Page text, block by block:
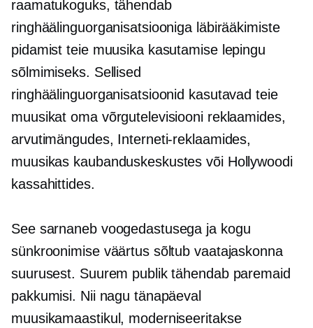
raamatukoguks, tähendab
ringhäälinguorganisatsiooniga läbirääkimiste
pidamist teie muusika kasutamise lepingu
sõlmimiseks. Sellised
ringhäälinguorganisatsioonid kasutavad teie
muusikat oma võrgutelevisiooni reklaamides,
arvutimängudes, Interneti-reklaamides,
muusikas kaubanduskeskustes või Hollywoodi
kassahittides.
See sarnaneb voogedastusega ja kogu
sünkroonimise väärtus sõltub vaatajaskonna
suurusest. Suurem publik tähendab paremaid
pakkumisi. Nii nagu tänapäeval
muusikamaastikul, moderniseeritakse